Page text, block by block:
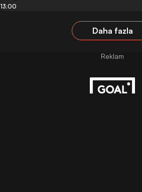
13:00
Daha fazla